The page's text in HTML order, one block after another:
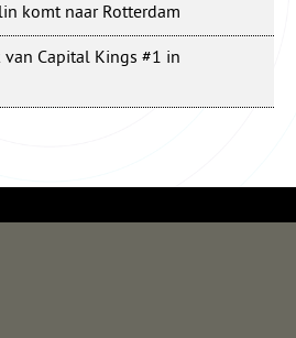
komt naar Rotterdam
van Capital Kings #1 in